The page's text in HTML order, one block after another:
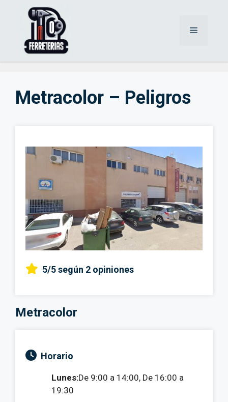
Menú
Metracolor – Peligros
5/5según 2 opiniones
Metracolor
Horario
Lunes:De 9:00 a 14:00, De 16:00 a
19:30